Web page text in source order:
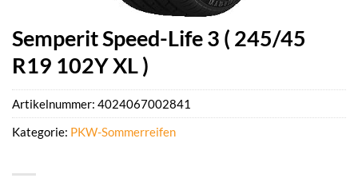
Semperit Speed-Life 3 ( 245/45
R19 102Y XL )
Artikelnummer: 4024067002841
Kategorie: PKW-Sommerreifen